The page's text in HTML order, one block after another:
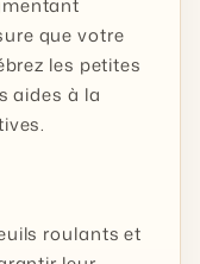
que votre
les petites
aides à la
roulants et